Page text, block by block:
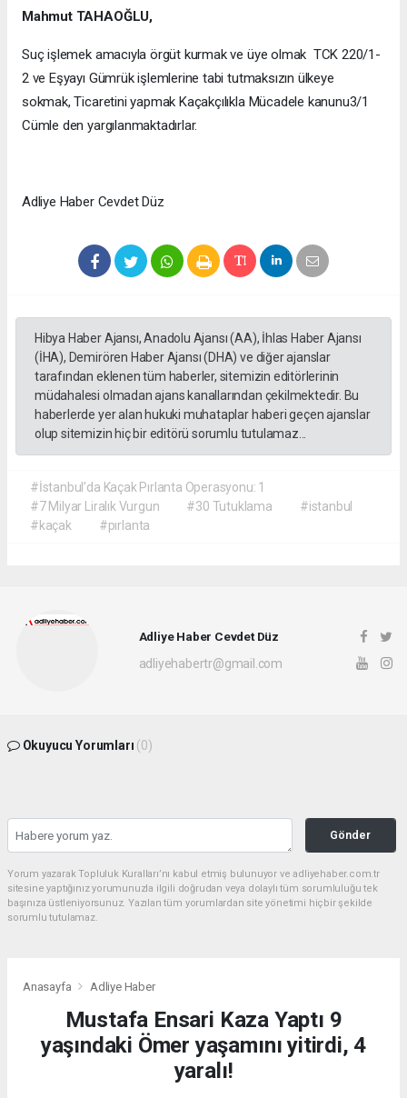
Mahmut TAHAOĞLU,
Suç işlemek amacıyla örgüt kurmak ve üye olmak TCK 220/1-
2 ve Eşyayı Gümrük işlemlerine tabi tutmaksızın ülkeye
sokmak, Ticaretini yapmak Kaçakçılıkla Mücadele kanunu3/1
Cümle den yargılanmaktadırlar.
Adliye Haber Cevdet Düz
Hibya Haber Ajansı, Anadolu Ajansı (AA), İhlas Haber Ajansı
(İHA), Demirören Haber Ajansı (DHA) ve diğer ajanslar
tarafından eklenen tüm haberler, sitemizin editörlerinin
müdahalesi olmadan ajans kanallarından çekilmektedir. Bu
haberlerde yer alan hukuki muhataplar haberi geçen ajanslar
olup sitemizin hiç bir editörü sorumlu tutulamaz...
#İstanbul’da Kaçak Pırlanta Operasyonu: 1
#7 Milyar Liralık Vurgun
#30 Tutuklama
#istanbul
#kaçak
#pırlanta
Adliye Haber Cevdet Düz
adliyehabertr@gmail.com
Okuyucu Yorumları (0)
Gönder
Yorum yazarak Topluluk Kuralları’nı kabul etmiş bulunuyor ve adliyehaber.com.tr
sitesine yaptığınız yorumunuzla ilgili doğrudan veya dolaylı tüm sorumluluğu tek
başınıza üstleniyorsunuz. Yazılan tüm yorumlardan site yönetimi hiçbir şekilde
sorumlu tutulamaz.
Anasayfa Adliye Haber
Mustafa Ensari Kaza Yaptı 9
yaşındaki Ömer yaşamını yitirdi, 4
yaralı!